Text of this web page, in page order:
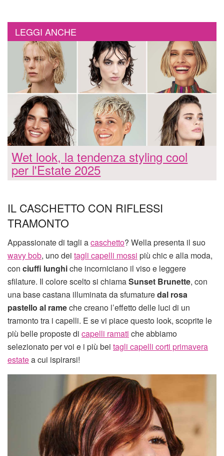
LEGGI ANCHE
Wet look, la tendenza styling cool
per l'Estate 2025
IL CASCHETTO CON RIFLESSI
TRAMONTO
Appassionate di tagli acaschetto? Wella presenta il suo
wavy bob, uno dei tagli capelli mossi più chic e alla moda,
con ciuffi lunghiche incorniciano il viso e leggere
sfilature. Il colore scelto si chiamaSunset Brunette, con
una base castana illuminata da sfumaturedal rosa
pastello al rameche creano l’effetto delle luci di un
tramonto tra i capelli. E se vi piace questo look, scoprite le
più belle proposte di capelli ramati che abbiamo
selezionato per voi e i più bei tagli capelli corti primavera
estatea cui ispirarsi!